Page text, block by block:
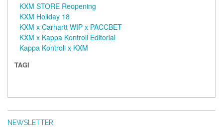
KXM STORE Reopening
KXM Holiday 18
KXM x Carhartt WIP x PACCBET
KXM x Kappa Kontroll Editorial
Kappa Kontroll x KXM
TAGI
NEWSLETTER